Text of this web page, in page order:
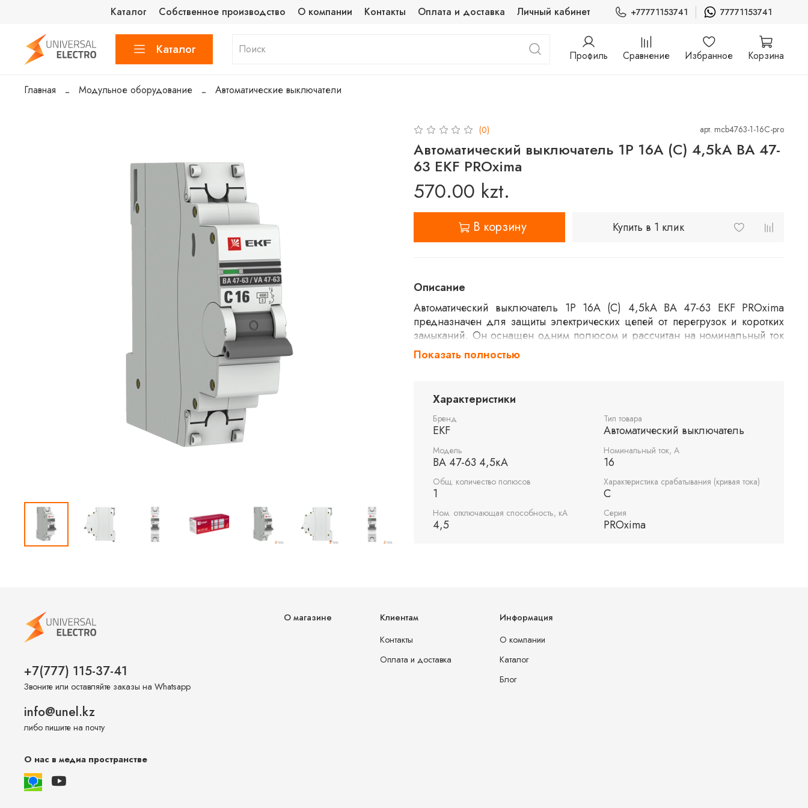
Каталог Собственное производство О компании Контакты Оплата и доставка Личный кабинет +77771153741 77771153741
Каталог Профиль Сравнение Избранное Корзина
Главная Модульное оборудование Автоматические выключатели
(0) арт. mcb4763-1-16C-pro
Автоматический выключатель 1P 16А (C) 4,5kA ВА 47-
63 EKF PROxima
570.00 kzt.
В корзину Купить в 1 клик
Описание
Автоматический выключатель 1P 16А (C) 4,5kA ВА 47-63 EKF PROxima
предназначен для защиты электрических цепей от перегрузок и коротких
замыканий. Он оснащен одним полюсом и рассчитан на номинальный ток
16 ампер. Устройство обеспечивает надежную защиту с отключающей
способностью 4,5 кА. Применяется в жилых и коммерческих помещениях
Показать полностью
Характеристики
Бренд
EKF
Тип товара
Автоматический выключатель
Модель
ВА 47-63 4,5кА
Номинальный ток, А
16
Общ. количество полюсов
1
Характеристика срабатывания (кривая тока)
C
Ном. отключающая способность, кА
4,5
Серия
PROxima
О магазине
Клиентам
Контакты
Оплата и доставка
Информация
О компании
Каталог
Блог
+7(777) 115-37-41
Звоните или оставляйте заказы на Whatsapp
info@unel.kz
либо пишите на почту
О нас в медиа пространстве